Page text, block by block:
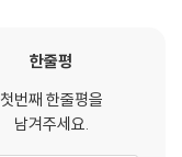
한줄평
첫번째 한줄평을
남겨주세요.